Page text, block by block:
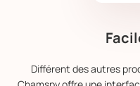
Différent des autres